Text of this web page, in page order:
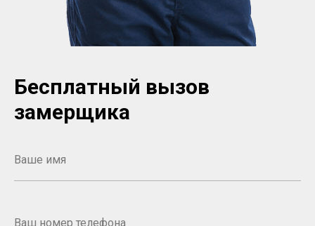
Бесплатный вызов
замерщика